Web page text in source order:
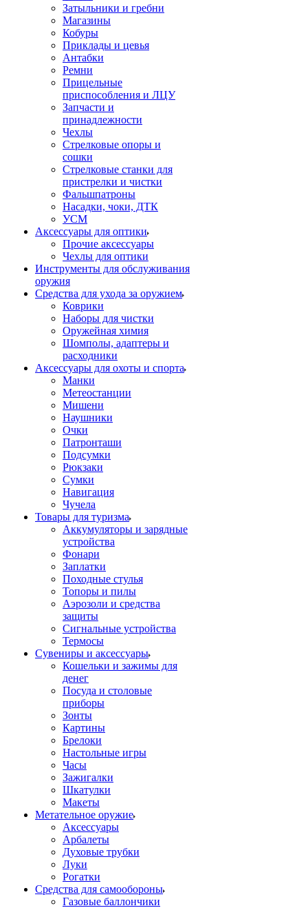
Затыльники и гребни
Магазины
Кобуры
Приклады и цевья
Антабки
Ремни
Прицельные
приспособления и ЛЦУ
Запчасти и
принадлежности
Чехлы
Стрелковые опоры и
сошки
Стрелковые станки для
пристрелки и чистки
Фальшпатроны
Насадки, чоки, ДТК
УСМ
Аксессуары для оптики
Прочие аксессуары
Чехлы для оптики
Инструменты для обслуживания
оружия
Средства для ухода за оружием
Коврики
Наборы для чистки
Оружейная химия
Шомполы, адаптеры и
расходники
Аксессуары для охоты и спорта
Манки
Метеостанции
Мишени
Наушники
Очки
Патронташи
Подсумки
Рюкзаки
Сумки
Навигация
Чучела
Товары для туризма
Аккумуляторы и зарядные
устройства
Фонари
Заплатки
Походные стулья
Топоры и пилы
Аэрозоли и средства
защиты
Сигнальные устройства
Термосы
Сувениры и аксессуары
Кошельки и зажимы для
денег
Посуда и столовые
приборы
Зонты
Картины
Брелоки
Настольные игры
Часы
Зажигалки
Шкатулки
Макеты
Метательное оружие
Аксессуары
Арбалеты
Духовые трубки
Луки
Рогатки
Средства для самообороны
Газовые баллончики